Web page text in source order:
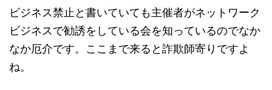
ビジネス禁止と書いていても主催者がネットワーク
ビジネスで勧誘をしている会を知っているのでなか
なか厄介です。ここまで来ると詐欺師寄りですよ
ね。